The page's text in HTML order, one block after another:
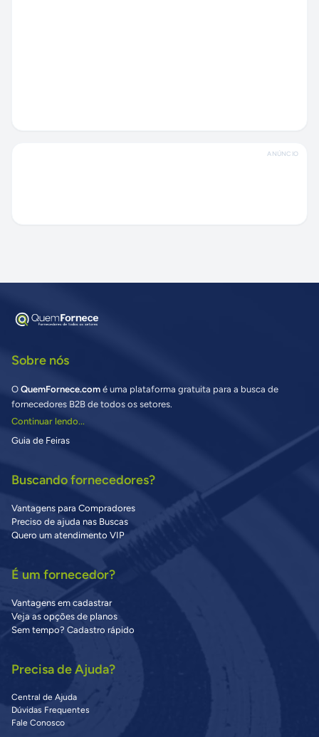
ANÚNCIO
Sobre nós
O QuemFornece.com é uma plataforma gratuita para a busca de
fornecedores B2B de todos os setores.
Continuar lendo...
Guia de Feiras
Buscando fornecedores?
Vantagens para Compradores
Preciso de ajuda nas Buscas
Quero um atendimento VIP
É um fornecedor?
Vantagens em cadastrar
Veja as opções de planos
Sem tempo? Cadastro rápido
Precisa de Ajuda?
Central de Ajuda
Dúvidas Frequentes
Fale Conosco